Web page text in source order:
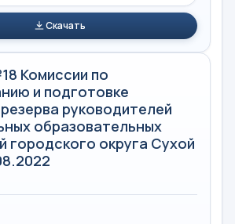
Скачать
Комиссии по
и подготовке
руководителей
образовательных
городского округа Сухой